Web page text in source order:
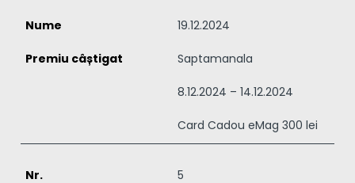
19.12.2024
Saptamanala
8.12.2024 – 14.12.2024
Card Cadou eMag 300 lei
5